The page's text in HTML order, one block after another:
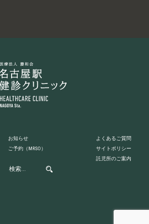
お知らせ
ご予約 （MRSO）
よくあるご質問
サイトポリシー
託児所のご案内